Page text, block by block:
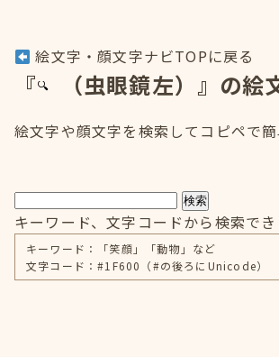
絵文字・顔文字ナビTOPに戻る
『 （虫眼鏡左）』の絵
絵文字や顔文字を検索してコピペで簡
検索
キーワード、文字コードから検索でき
キーワード：「笑顔」「動物」など
文字コード：#1F600（#の後ろにUnicode）